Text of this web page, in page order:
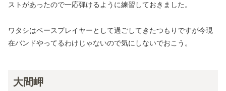
ストがあったので一応弾けるように練習しておきました。
ワタシはベースプレイヤーとして過ごしてきたつもりですが今現
在バンドやってるわけじゃないので気にしないでおこう。
大間岬